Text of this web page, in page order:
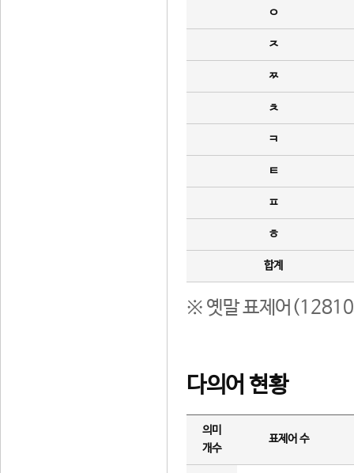
ㅇ
ㅈ
ㅉ
ㅊ
ㅋ
ㅌ
ㅍ
ㅎ
합계
※ 옛말 표제어(12810
다의어 현황
의미
개수
표제어 수